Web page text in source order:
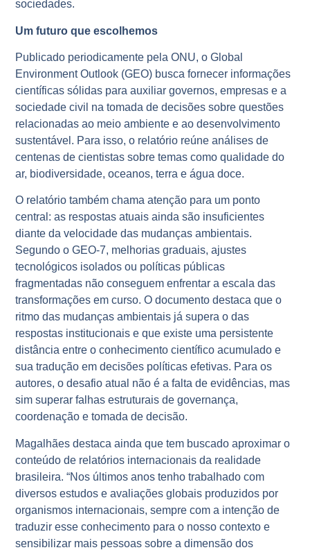
sociedades.
Um futuro que escolhemos
Publicado periodicamente pela ONU, o Global
Environment Outlook (GEO) busca fornecer informações
científicas sólidas para auxiliar governos, empresas e a
sociedade civil na tomada de decisões sobre questões
relacionadas ao meio ambiente e ao desenvolvimento
sustentável. Para isso, o relatório reúne análises de
centenas de cientistas sobre temas como qualidade do
ar, biodiversidade, oceanos, terra e água doce.
O relatório também chama atenção para um ponto
central: as respostas atuais ainda são insuficientes
diante da velocidade das mudanças ambientais.
Segundo o GEO-7, melhorias graduais, ajustes
tecnológicos isolados ou políticas públicas
fragmentadas não conseguem enfrentar a escala das
transformações em curso. O documento destaca que o
ritmo das mudanças ambientais já supera o das
respostas institucionais e que existe uma persistente
distância entre o conhecimento científico acumulado e
sua tradução em decisões políticas efetivas. Para os
autores, o desafio atual não é a falta de evidências, mas
sim superar falhas estruturais de governança,
coordenação e tomada de decisão.
Magalhães destaca ainda que tem buscado aproximar o
conteúdo de relatórios internacionais da realidade
brasileira. “Nos últimos anos tenho trabalhado com
diversos estudos e avaliações globais produzidos por
organismos internacionais, sempre com a intenção de
traduzir esse conhecimento para o nosso contexto e
sensibilizar mais pessoas sobre a dimensão dos